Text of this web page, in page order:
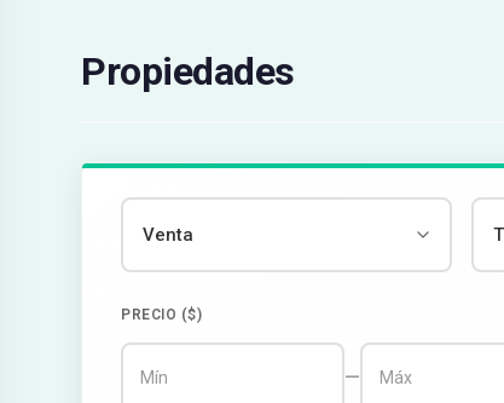
Propiedades
PRECIO ($)
—